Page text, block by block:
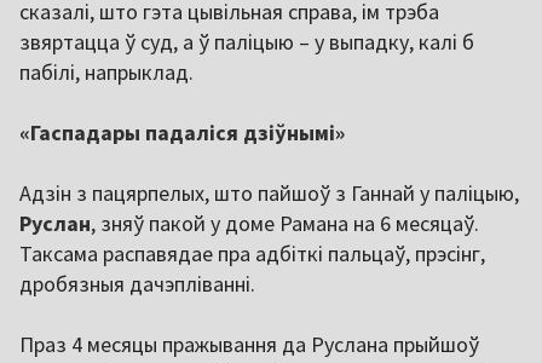
сказалі, што гэта цывільная справа, ім трэба
звяртацца ў суд, а ў паліцыю – у выпадку, калі б
пабілі, напрыклад.
«Гаспадары падаліся дзіўнымі»
Адзін з пацярпелых, што пайшоў з Ганнай у паліцыю,
Руслан, зняў пакой у доме Рамана на 6 месяцаў.
Таксама распавядае пра адбіткі пальцаў, прэсінг,
дробязныя дачэпліванні.
Праз 4 месяцы пражывання да Руслана прыйшоў